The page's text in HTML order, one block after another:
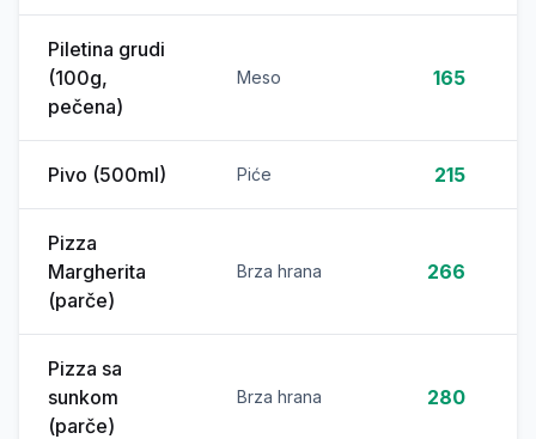
Piletina grudi
(100g,
pečena)
Meso 165
Pivo (500ml) Piće 215
Pizza
Margherita
(parče)
Brza hrana 266
Pizza sa
sunkom
(parče)
Brza hrana 280